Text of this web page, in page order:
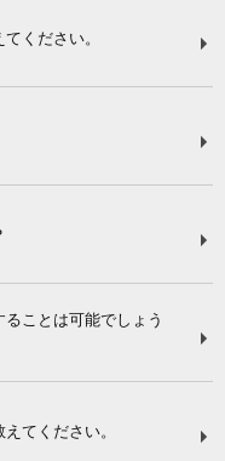
ください。
ことは可能でしょう
てください。